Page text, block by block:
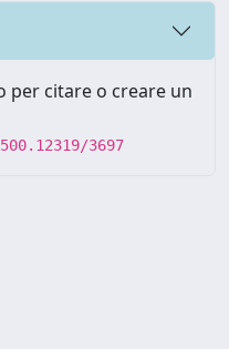
per citare o creare un
3697